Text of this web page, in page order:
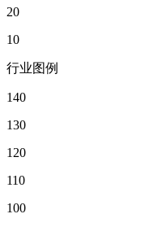
20
10
行业图例
140
130
120
110
100